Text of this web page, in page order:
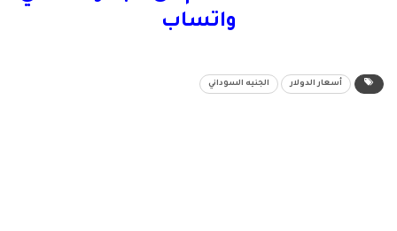
واتساب
أسعار الدولار الجنيه السوداني